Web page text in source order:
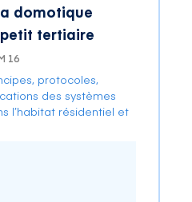
domotique
tertiaire
16
protocoles,
des systèmes
l’habitat résidentiel et